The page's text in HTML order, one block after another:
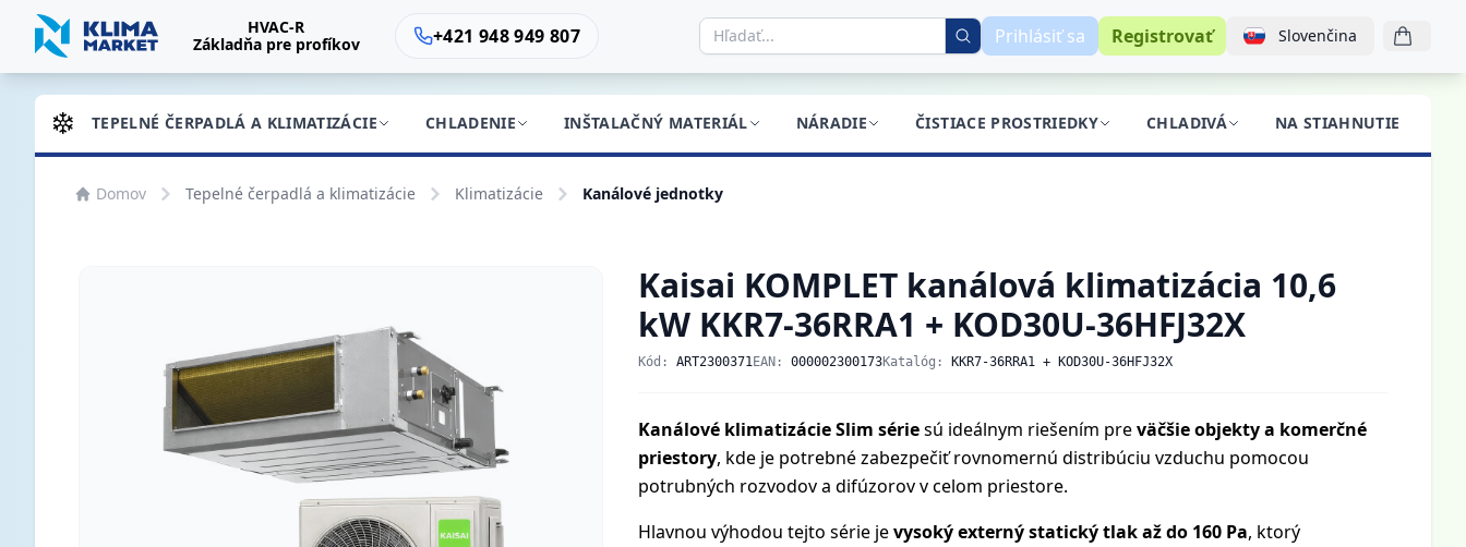
HVAC-R
Základňa pre profíkov
+421 948 949 807 Prihlásiť sa Registrovať Slovenčina
TEPELNÉ ČERPADLÁ A KLIMATIZÁCIE CHLADENIE INŠTALAČNÝ MATERIÁL NÁRADIE ČISTIACE PROSTRIEDKY CHLADIVÁ NA STIAHNUTIE
Domov Tepelné čerpadlá a klimatizácie Klimatizácie Kanálové jednotky
Kaisai KOMPLET kanálová klimatizácia 10,6
kW KKR7-36RRA1 + KOD30U-36HFJ32X
Kód:ART2300371EAN:000002300173Katalóg: KKR7-36RRA1 + KOD30U-36HFJ32X
Kanálové klimatizácie Slim sériesú ideálnym riešením preväčšie objekty a komerčné
priestory, kde je potrebné zabezpečiť rovnomernú distribúciu vzduchu pomocou
potrubných rozvodov a difúzorov v celom priestore.
Hlavnou výhodou tejto série jevysoký externý statický tlak až do 160 Pa, ktorý